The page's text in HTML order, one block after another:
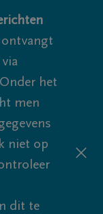
ontvangt
het
men
niet op
dit te